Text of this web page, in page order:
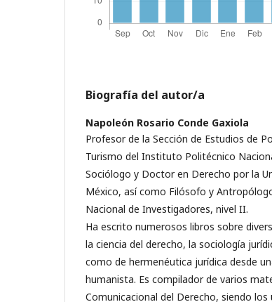
Biografía del autor/a
Napoleón Rosario Conde Gaxiola
Profesor de la Sección de Estudios de
Turismo del Instituto Politécnico
Sociólogo y Doctor en Derecho por la
México, así como Filósofo y
Nacional de Investigadores, nivel II.
Ha escrito numerosos libros sobre
la ciencia del derecho, la sociología
como de hermenéutica jurídica desde
humanista. Es compilador de varios
Comunicacional del Derecho, siendo